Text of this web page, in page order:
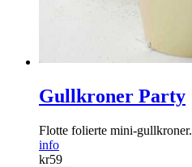
Gullkroner Party
Flotte folierte mini-gullkroner.
info
kr59